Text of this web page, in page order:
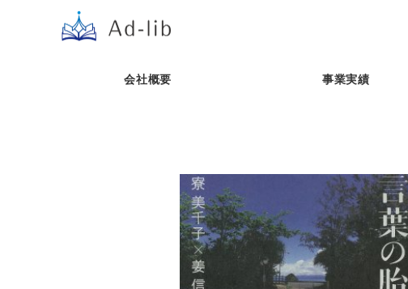
会社概要 事業実績